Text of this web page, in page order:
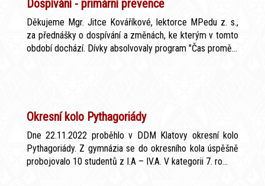
Dospívání - primární prevence
Děkujeme Mgr. Jitce Kováříkové, lektorce MPedu z. s.,
za přednášky o dospívání a změnách, ke kterým v tomto
období dochází. Dívky absolvovaly program "Čas promě...
Okresní kolo Pythagoriády
Dne 22.11.2022 proběhlo v DDM Klatovy okresní kolo
Pythagoriády. Z gymnázia se do okresního kola úspěšně
probojovalo 10 studentů z I.A – IV.A. V kategorii 7. ro...